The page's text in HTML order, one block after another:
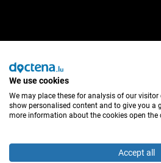
We use cookies
We may place these for analysis of our
show personalised content and to give you a
more information about the cookies open the
Accept all